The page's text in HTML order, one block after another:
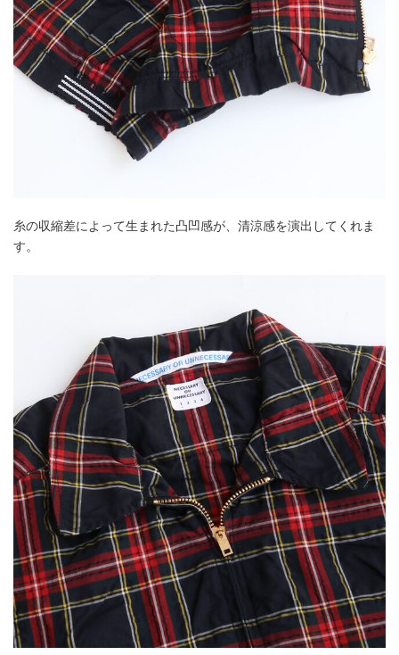
糸の収縮差によって生まれた凸凹感が、清涼感を演出してくれま
す。